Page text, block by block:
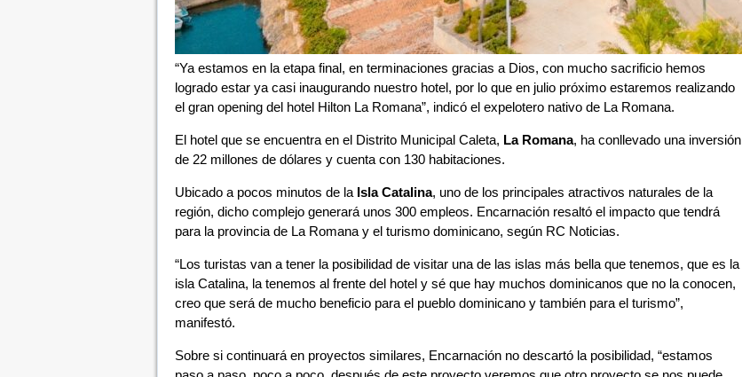
“Ya estamos en la etapa final, en terminaciones gracias a Dios, con mucho sacrificio hemos
logrado estar ya casi inaugurando nuestro hotel, por lo que en julio próximo estaremos realizando
el gran opening del hotel Hilton La Romana”, indicó el expelotero nativo de La Romana.
El hotel que se encuentra en el Distrito Municipal Caleta, La Romana, ha conllevado una inversión
de 22 millones de dólares y cuenta con 130 habitaciones.
Ubicado a pocos minutos de la Isla Catalina, uno de los principales atractivos naturales de la
región, dicho complejo generará unos 300 empleos. Encarnación resaltó el impacto que tendrá
para la provincia de La Romana y el turismo dominicano, según RC Noticias.
“Los turistas van a tener la posibilidad de visitar una de las islas más bella que tenemos, que es la
isla Catalina, la tenemos al frente del hotel y sé que hay muchos dominicanos que no la conocen,
creo que será de mucho beneficio para el pueblo dominicano y también para el turismo”,
manifestó.
Sobre si continuará en proyectos similares, Encarnación no descartó la posibilidad, “estamos